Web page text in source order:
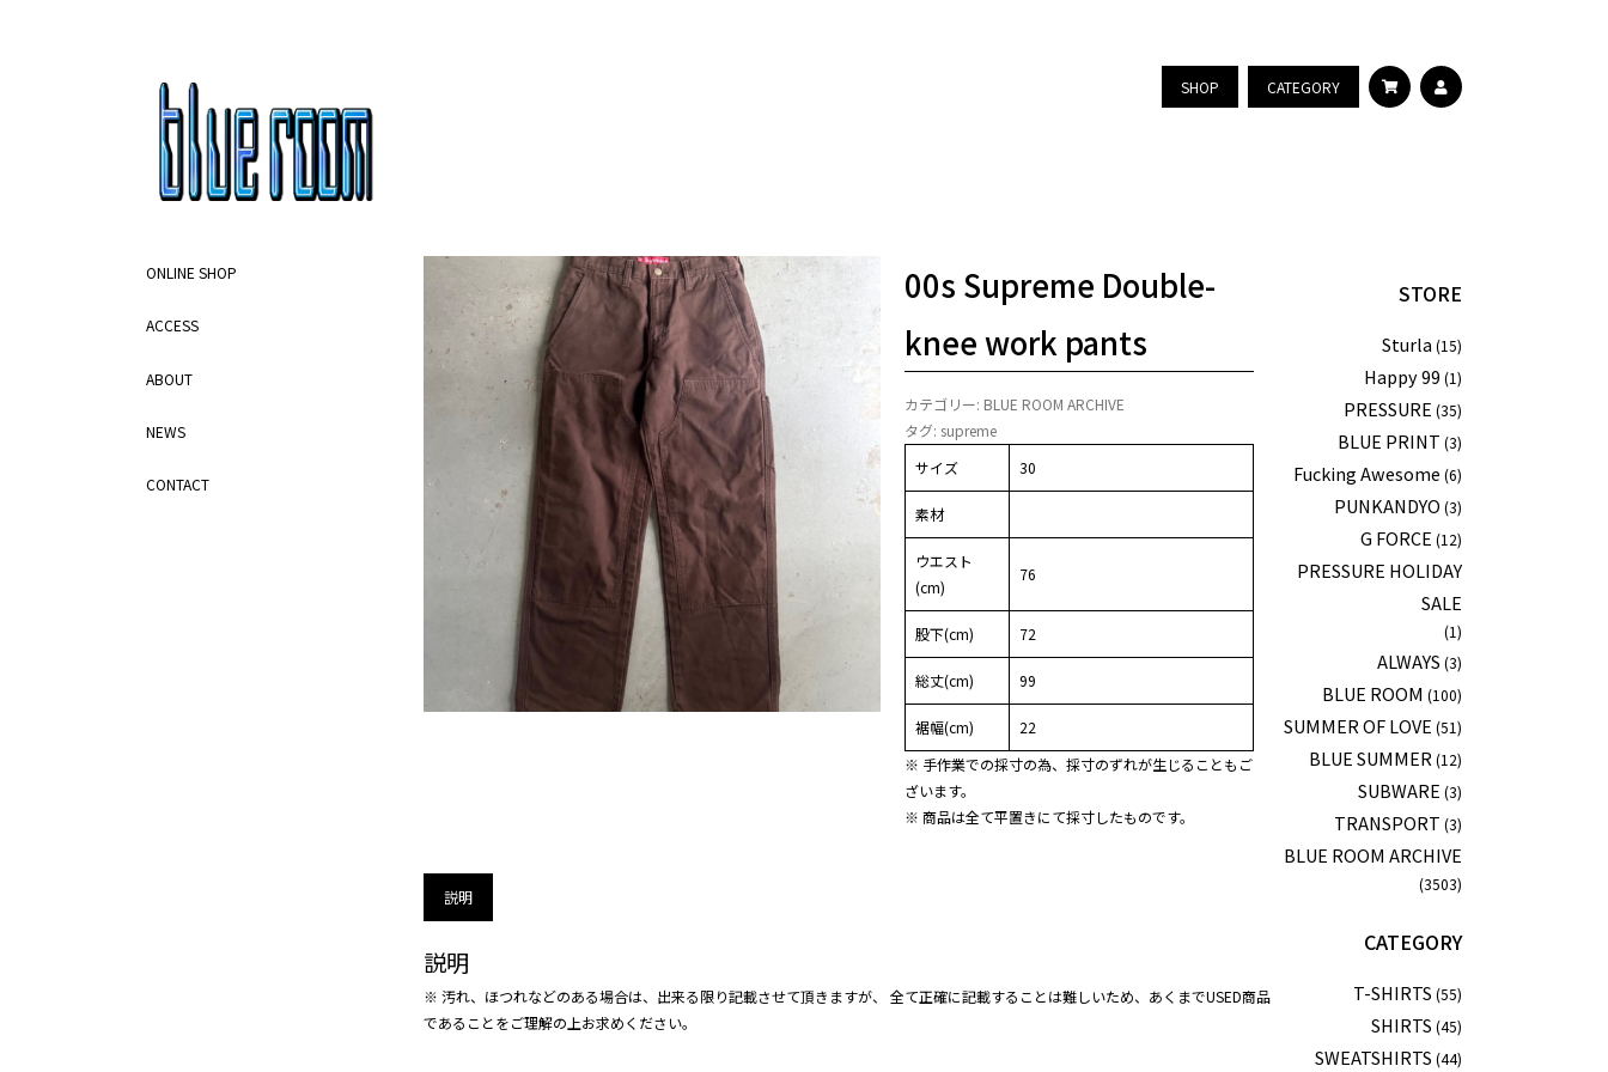
ONLINE SHOP
ACCESS
ABOUT
NEWS
CONTACT
SHOP CATEGORY
00s Supreme Double-
knee work pants
カテゴリー: BLUE ROOM ARCHIVE
タグ: supreme
サイズ
30
素材
ウエスト
(cm)
76
股下(cm) 72
総丈(cm) 99
裾幅(cm)
22
※ 手作業での採寸の為、採寸のずれが生じることもご
ざいます。
※ 商品は全て平置きにて採寸したものです。
説明
説明
※ 汚れ、ほつれなどのある場合は、出来る限り記載させて頂きますが、 全て正確に記載することは難しいため、あくまでUSED商品
であることをご理解の上お求めください。
STORE
Sturla (15)
Happy 99 (1)
PRESSURE (35)
BLUE PRINT (3)
Fucking Awesome (6)
PUNKANDYO (3)
G FORCE (12)
PRESSURE HOLIDAY
SALE
(1)
ALWAYS (3)
BLUE ROOM (100)
SUMMER OF LOVE (51)
BLUE SUMMER (12)
SUBWARE (3)
TRANSPORT (3)
BLUE ROOM ARCHIVE
(3503)
CATEGORY
T-SHIRTS (55)
SHIRTS (45)
SWEATSHIRTS (44)